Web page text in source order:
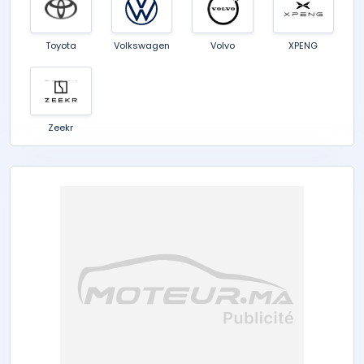
Toyota Volkswagen Volvo XPENG
Zeekr